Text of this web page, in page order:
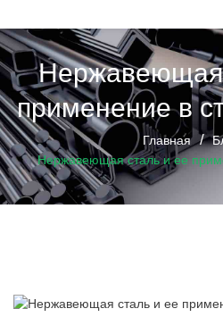
Нержавеющая
применение в
Главная
Нержавеющая сталь и ее